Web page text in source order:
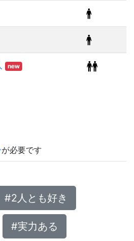
new
が必要です
#2人とも好き
#実力ある